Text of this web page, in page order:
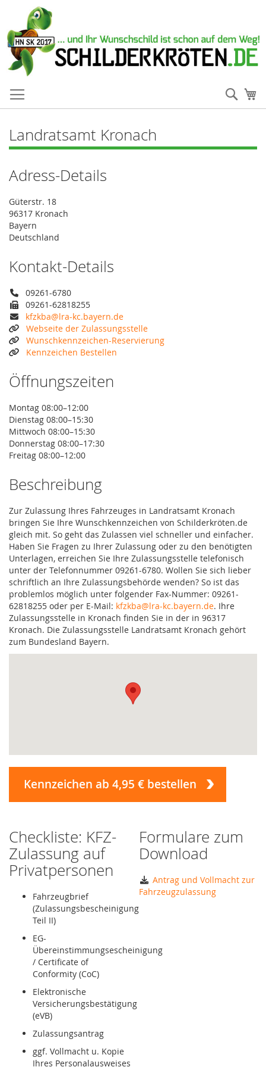
Landratsamt Kronach
Adress-Details
Güterstr. 18
96317 Kronach
Bayern
Deutschland
Kontakt-Details
09261-6780
09261-62818255
kfzkba@lra-kc.bayern.de
Webseite der Zulassungsstelle
Wunschkennzeichen-Reservierung
Kennzeichen Bestellen
Öffnungszeiten
Montag 08:00–12:00
Dienstag 08:00–15:30
Mittwoch 08:00–15:30
Donnerstag 08:00–17:30
Freitag 08:00–12:00
Beschreibung
Zur Zulassung Ihres Fahrzeuges in Landratsamt Kronach
bringen Sie Ihre Wunschkennzeichen von Schilderkröten.de
gleich mit. So geht das Zulassen viel schneller und einfacher.
Haben Sie Fragen zu Ihrer Zulassung oder zu den benötigten
Unterlagen, erreichen Sie Ihre Zulassungsstelle telefonisch
unter der Telefonnummer 09261-6780. Wollen Sie sich lieber
schriftlich an Ihre Zulassungsbehörde wenden? So ist das
problemlos möglich unter folgender Fax-Nummer: 09261-
62818255 oder per E-Mail: kfzkba@lra-kc.bayern.de. Ihre
Zulassungsstelle in Kronach finden Sie in der in 96317
Kronach. Die Zulassungsstelle Landratsamt Kronach gehört
zum Bundesland Bayern.
Kennzeichen ab 4,95 € bestellen
Checkliste: KFZ-
Zulassung auf
Privatpersonen
Fahrzeugbrief
(Zulassungsbescheinigung
Teil II)
EG-
Übereinstimmungsescheinigung
/ Certificate of
Conformity (CoC)
Elektronische
Versicherungsbestätigung
(eVB)
Zulassungsantrag
ggf. Vollmacht u. Kopie
Ihres Personalausweises
Formulare zum
Download
Antrag und Vollmacht zur
Fahrzeugzulassung